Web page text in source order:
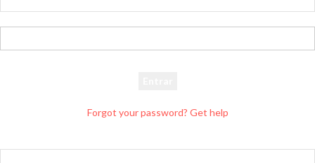
Forgot your password? Get help